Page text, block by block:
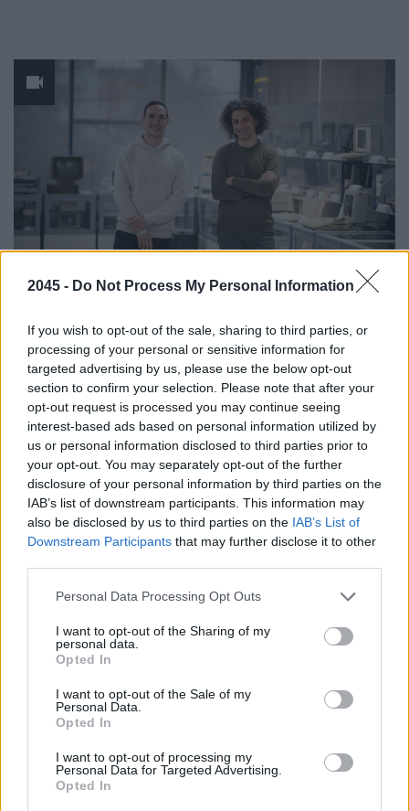
2045 - Do Not Process My Personal Information
If you wish to opt-out of the sale, sharing to third parties, or
processing of your personal or sensitive information for
targeted advertising by us, please use the below opt-out
section to confirm your selection. Please note that after your
opt-out request is processed you may continue seeing
interest-based ads based on personal information utilized by
us or personal information disclosed to third parties prior to
your opt-out. You may separately opt-out of the further
disclosure of your personal information by third parties on the
IAB’s list of downstream participants. This information may
also be disclosed by us to third parties on the IAB’s List of
Downstream Participants that may further disclose it to other
Please note that this website/app uses one or more Google
not limited to your visit or usage behaviour. You may click to
grant or deny consent to Google and its third-party tags to
use your data for below specified purposes in below Google
consent section.
Personal Data Processing Opt Outs
I want to opt-out of the Sharing of my
personal data.
Opted In
I want to opt-out of the Sale of my
Personal Data.
Opted In
I want to opt-out of processing my
Personal Data for Targeted Advertising.
Opted In
H ποιότητα του software είναι
ανταγωνιστικό πλεονέκτημα για τις
επιχειρήσεις (vid)
03/02/2022 1 ΛΕΠΤΆ ΑΝΆΓΝΩΣΗ
Συζητάμε με τον Γιάννη Κανελλόπουλο και τον Άλεξ
Ζαχαρόπουλο από την Code 4 Thought για τη σημασία του
ελέγχου της ποιότητας του software που παράγουν οι
επιχειρήσεις, αλλά και την…